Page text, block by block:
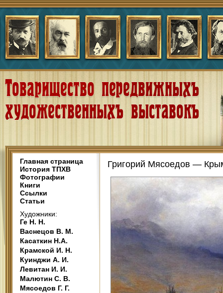
Главная страница
История ТПХВ
Фотографии
Книги
Ссылки
Статьи
Художники:
Ге Н. Н.
Васнецов В. М.
Касаткин Н.А.
Крамской И. Н.
Куинджи А. И.
Левитан И. И.
Малютин С. В.
Мясоедов Г. Г.
Григорий Мясоедов —